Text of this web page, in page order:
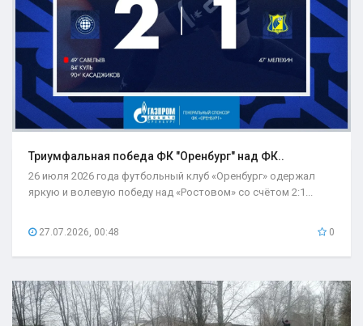
Триумфальная победа ФК "Оренбург" над ФК..
26 июля 2026 года футбольный клуб «Оренбург» одержал
яркую и волевую победу над «Ростовом» со счётом 2:1...
27.07.2026, 00:48 0